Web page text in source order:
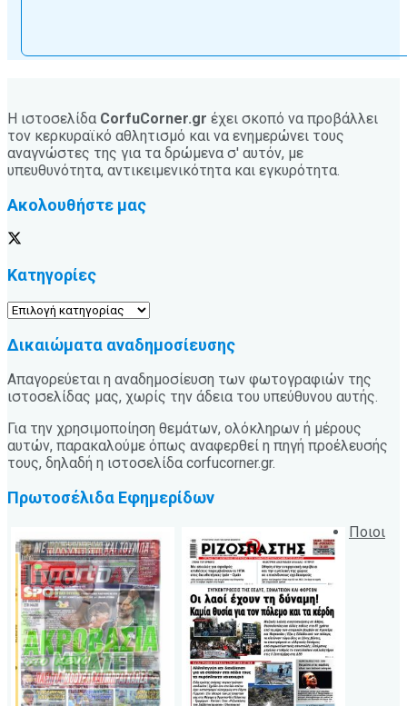
Η ιστοσελίδα CorfuCorner.gr έχει σκοπό να προβάλλει
τον κερκυραϊκό αθλητισμό και να ενημερώνει τους
αναγνώστες της για τα δρώμενα σ' αυτόν, με
υπευθυνότητα, αντικειμενικότητα και εγκυρότητα.
Ακολουθήστε μας
Κατηγορίες
Κατηγορίες
Δικαιώματα αναδημοσίευσης
Απαγορεύεται η αναδημοσίευση των φωτογραφιών της
ιστοσελίδας μας, χωρίς την άδεια του υπεύθυνου αυτής.
Για την χρησιμοποίηση θεμάτων, ολόκληρων ή μέρους
αυτών, παρακαλούμε όπως αναφερθεί η πηγή προέλευσής
τους, δηλαδή η ιστοσελίδα corfucorner.gr.
Πρωτοσέλιδα Εφημερίδων
Ποιοι